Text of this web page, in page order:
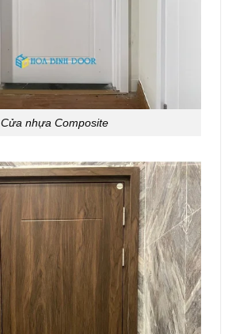
Cửa nhựa Composite